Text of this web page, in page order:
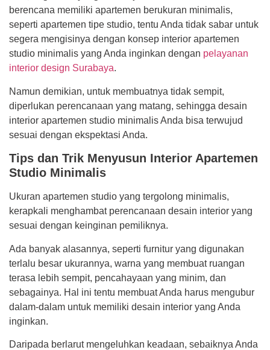
berencana memiliki apartemen berukuran minimalis,
seperti apartemen tipe studio, tentu Anda tidak sabar untuk
segera mengisinya dengan konsep interior apartemen
studio minimalis yang Anda inginkan dengan pelayanan
interior design Surabaya.
Namun demikian, untuk membuatnya tidak sempit,
diperlukan perencanaan yang matang, sehingga desain
interior apartemen studio minimalis Anda bisa terwujud
sesuai dengan ekspektasi Anda.
Tips dan Trik Menyusun Interior Apartemen
Studio Minimalis
Ukuran apartemen studio yang tergolong minimalis,
kerapkali menghambat perencanaan desain interior yang
sesuai dengan keinginan pemiliknya.
Ada banyak alasannya, seperti furnitur yang digunakan
terlalu besar ukurannya, warna yang membuat ruangan
terasa lebih sempit, pencahayaan yang minim, dan
sebagainya. Hal ini tentu membuat Anda harus mengubur
dalam-dalam untuk memiliki desain interior yang Anda
inginkan.
Daripada berlarut mengeluhkan keadaan, sebaiknya Anda